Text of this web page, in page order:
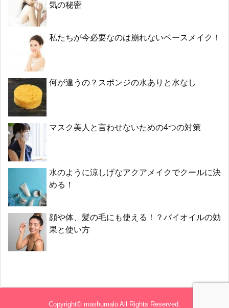
気の秘密
私たちが今必要なのは崩れないベースメイク！
何が違うの？スポンジの水ありと水なし
マスク美人と言わせないための4つの対策
水のように涼しげなアクアメイクでクールに決
める！
顔や体、髪の毛にも使える！？バイオイルの効
果と使い方
Copyright© mashumalo All Rights Reserved.